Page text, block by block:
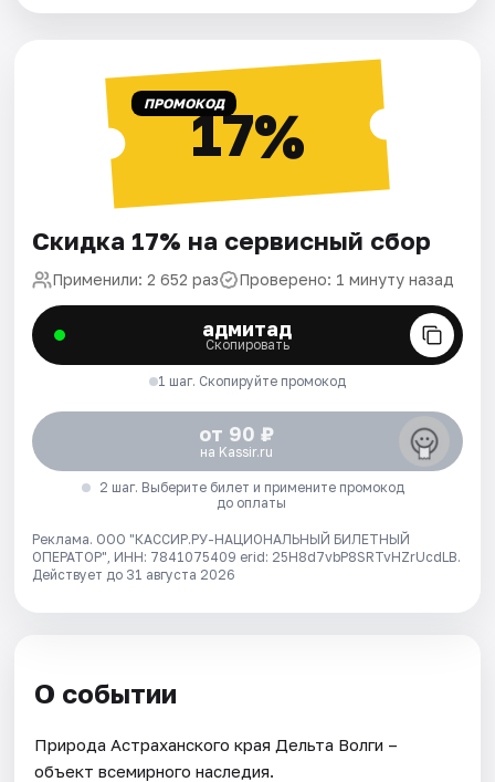
ПРОМОКОД17%
Скидка 17% на сервисный сбор
Применили: 2 652 раз Проверено: 1 минуту назад
адмитад
Скопировать
1 шаг. Скопируйте промокод
от 90 ₽
на Kassir.ru
2 шаг. Выберите билет и примените промокод
до оплаты
Реклама. ООО "КАССИР.РУ-НАЦИОНАЛЬНЫЙ БИЛЕТНЫЙ
ОПЕРАТОР", ИНН: 7841075409 erid: 25H8d7vbP8SRTvHZrUcdLB.
Действует до 31 августа 2026
О событии
Природа Астраханского края Дельта Волги –
объект всемирного наследия.